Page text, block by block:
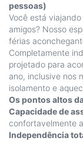
pessoas)
Você está
amigos? Nosso
férias
Completamente
projetado para
ano, inclusive nos
isolamento e
Os pontos altos
Capacidade de
confortavelmente
Independência